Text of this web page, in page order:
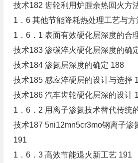
技术182 齿轮利用炉膛余热回火方
1．6 其他节能降耗热处理工艺与方
1．6．1 表面有效硬化层深度的合
技术183 渗碳淬火硬化层深度的确
技术184 渗氮层深度的确定 188
技术185 感应淬硬层的设计与选择
技术186 汽车齿轮硬化层深的设计
1．6．2 用离子渗氮技术替代传统
技术187 5ni12mn5cr3mo钢离子渗
191
1．6．3 高效节能退火新工艺 191